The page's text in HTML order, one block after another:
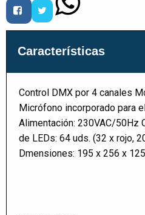
Características
Control DMX por 4 canales
Micrófono incorporado para
Alimentación: 230VAC/50Hz
de LEDs: 64 uds. (32 x rojo,
Dmensiones: 195 x 256 x